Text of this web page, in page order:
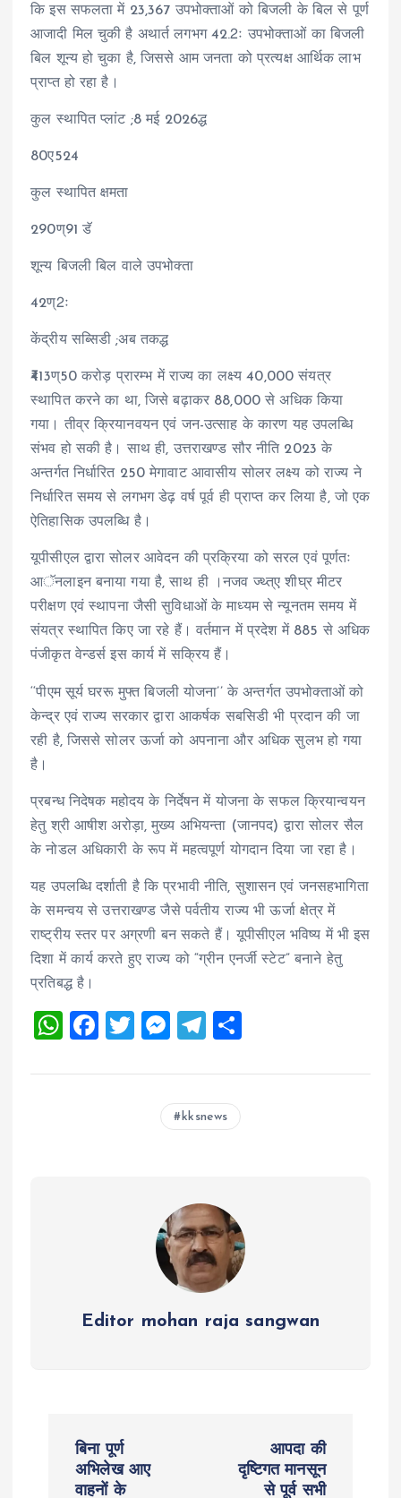
कि इस सफलता में 23,367 उपभोक्ताओं को बिजली के बिल से पूर्ण
आजादी मिल चुकी है अथार्त लगभग 42.2ः उपभोक्ताओं का बिजली
बिल शून्य हो चुका है, जिससे आम जनता को प्रत्यक्ष आर्थिक लाभ
प्राप्त हो रहा है।
कुल स्थापित प्लांट ;8 मई 2026द्ध
80ए524
कुल स्थापित क्षमता
290ण्91 डॅ
शून्य बिजली बिल वाले उपभोक्ता
42ण्2ः
केंद्रीय सब्सिडी ;अब तकद्ध
₹413ण्50 करोड़ प्रारम्भ में राज्य का लक्ष्य 40,000 संयत्र
स्थापित करने का था, जिसे बढ़ाकर 88,000 से अधिक किया
गया। तीव्र क्रियानवयन एवं जन-उत्साह के कारण यह उपलब्धि
संभव हो सकी है। साथ ही, उत्तराखण्ड सौर नीति 2023 के
अन्तर्गत निर्धारित 250 मेगावाट आवासीय सोलर लक्ष्य को राज्य ने
निर्धारित समय से लगभग डेढ़ वर्ष पूर्व ही प्राप्त कर लिया है, जो एक
ऐतिहासिक उपलब्धि है।
यूपीसीएल द्वारा सोलर आवेदन की प्रक्रिया को सरल एवं पूर्णतः
आॅनलाइन बनाया गया है, साथ ही ।नजव ज्थ्त्ए शीघ्र मीटर
परीक्षण एवं स्थापना जैसी सुविधाओं के माध्यम से न्यूनतम समय में
संयत्र स्थापित किए जा रहे हैं। वर्तमान में प्रदेश में 885 से अधिक
पंजीकृत वेन्डर्स इस कार्य में सक्रिय हैं।
‘‘पीएम सूर्य घररू मुफ्त बिजली योजना’’ के अन्तर्गत उपभोक्ताओं को
केन्द्र एवं राज्य सरकार द्वारा आकर्षक सबसिडी भी प्रदान की जा
रही है, जिससे सोलर ऊर्जा को अपनाना और अधिक सुलभ हो गया
है।
प्रबन्ध निदेषक महोदय के निर्देषन में योजना के सफल क्रियान्वयन
हेतु श्री आषीश अरोड़ा, मुख्य अभियन्ता (जानपद) द्वारा सोलर सैल
के नोडल अधिकारी के रूप में महत्वपूर्ण योगदान दिया जा रहा है।
यह उपलब्धि दर्शाती है कि प्रभावी नीति, सुशासन एवं जनसहभागिता
के समन्वय से उत्तराखण्ड जैसे पर्वतीय राज्य भी ऊर्जा क्षेत्र में
राष्ट्रीय स्तर पर अग्रणी बन सकते हैं। यूपीसीएल भविष्य में भी इस
दिशा में कार्य करते हुए राज्य को “ग्रीन एनर्जी स्टेट” बनाने हेतु
प्रतिबद्ध है।
W
at
F
ce
T
tt
er
M
se
n
g
T
e
g
r
m
a
kksnews
Editor mohan raja sangwan
बिना पूर्ण
अभिलेख आए
वाहनों के
आपदा की
दृष्टिगत मानसून
से पूर्व सभी